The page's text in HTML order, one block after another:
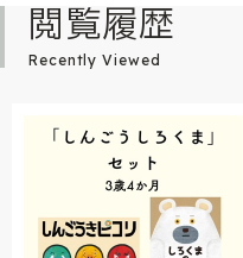
閲覧履歴
Recently Viewed